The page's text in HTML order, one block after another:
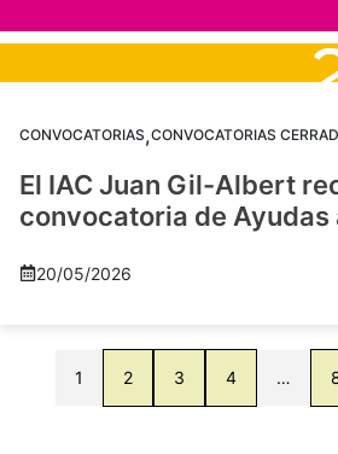
CONVOCATORIAS,CONVOCATORIAS
El IAC Juan Gil-Albert
convocatoria de Ayudas
20/05/2026
1 2 3 4 …